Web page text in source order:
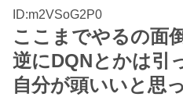
ID:m2VSoG2P0
ここまでやるの面
逆にDQNとかは引
自分が頭いいと思